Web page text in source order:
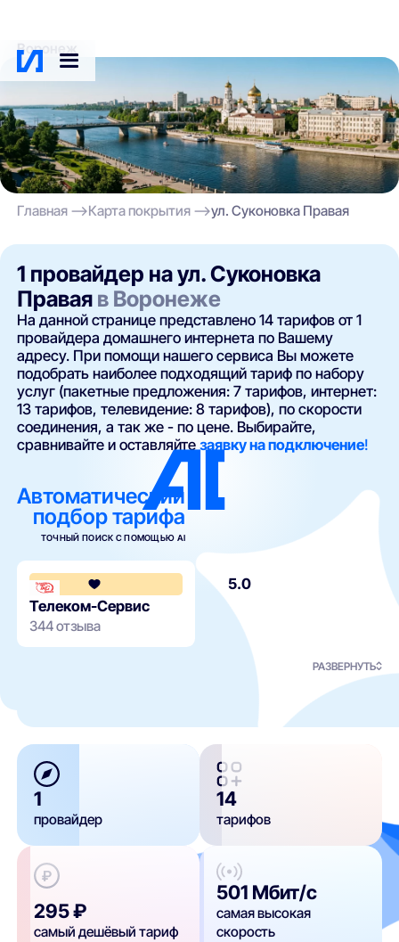
Воронеж
Главная Карта покрытия ул. Суконовка Правая
1 провайдер на ул. Суконовка
Правая в Воронеже
На данной странице представлено 14 тарифов от 1
провайдера домашнего интернета по Вашему
адресу. При помощи нашего сервиса Вы можете
подобрать наиболее подходящий тариф по набору
услуг (пакетные предложения: 7 тарифов, интернет:
13 тарифов, телевидение: 8 тарифов), по скорости
соединения, а так же - по цене. Выбирайте,
сравнивайте и оставляйтезаявку на подключение!
Автоматический
подбор тарифа
ТОЧНЫЙ ПОИСК С ПОМОЩЬЮ AI
5.0
Телеком-Сервис
344 отзыва
РАЗВЕРНУТЬ
1
провайдер
14
тарифов
295 ₽
самый дешёвый тариф
501 Мбит/с
самая высокая
скорость